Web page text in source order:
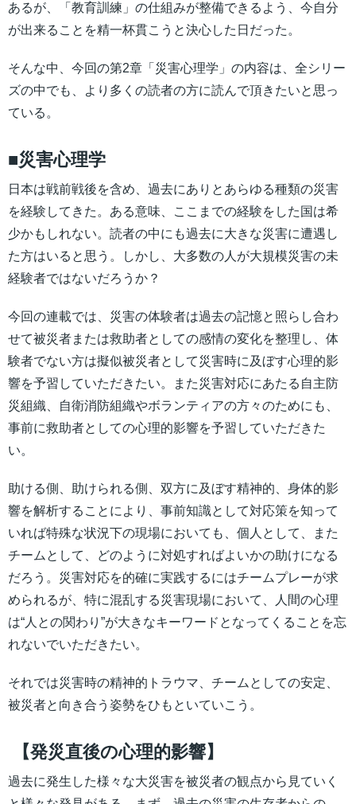
あるが、「教育訓練」の仕組みが整備できるよう、今自分
が出来ることを精一杯貫こうと決心した日だった。
そんな中、今回の第2章「災害心理学」の内容は、全シリー
ズの中でも、より多くの読者の方に読んで頂きたいと思っ
ている。
■災害心理学
日本は戦前戦後を含め、過去にありとあらゆる種類の災害
を経験してきた。ある意味、ここまでの経験をした国は希
少かもしれない。読者の中にも過去に大きな災害に遭遇し
た方はいると思う。しかし、大多数の人が大規模災害の未
経験者ではないだろうか？
今回の連載では、災害の体験者は過去の記憶と照らし合わ
せて被災者または救助者としての感情の変化を整理し、体
験者でない方は擬似被災者として災害時に及ぼす心理的影
響を予習していただきたい。また災害対応にあたる自主防
災組織、自衛消防組織やボランティアの方々のためにも、
事前に救助者としての心理的影響を予習していただきた
い。
助ける側、助けられる側、双方に及ぼす精神的、身体的影
響を解析することにより、事前知識として対応策を知って
いれば特殊な状況下の現場においても、個人として、また
チームとして、どのように対処すればよいかの助けになる
だろう。災害対応を的確に実践するにはチームプレーが求
められるが、特に混乱する災害現場において、人間の心理
は“人との関わり”が大きなキーワードとなってくることを忘
れないでいただきたい。
それでは災害時の精神的トラウマ、チームとしての安定、
被災者と向き合う姿勢をひもといていこう。
【発災直後の心理的影響】
過去に発生した様々な大災害を被災者の観点から見ていく